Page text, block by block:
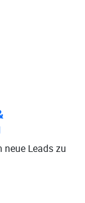
neue Leads zu